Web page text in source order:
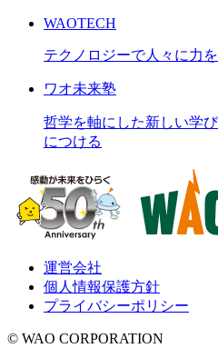
WAOTECH
テクノロジーで人々に力を
ワオ未来塾
哲学を軸にした新しい学
につける
運営会社
個人情報保護方針
プライバシーポリシー
© WAO CORPORATION